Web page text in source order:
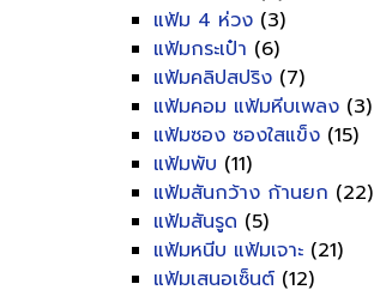
แฟ้ม 4 ห่วง (3)
แฟ้มกระเป๋า (6)
แฟ้มคลิปสปริง (7)
แฟ้มคอม แฟ้มหีบเพลง (3)
แฟ้มซอง ซองใสแข็ง (15)
แฟ้มพับ (11)
แฟ้มสันกว้าง ก้านยก (22)
แฟ้มสันรูด (5)
แฟ้มหนีบ แฟ้มเจาะ (21)
แฟ้มเสนอเซ็นต์ (12)